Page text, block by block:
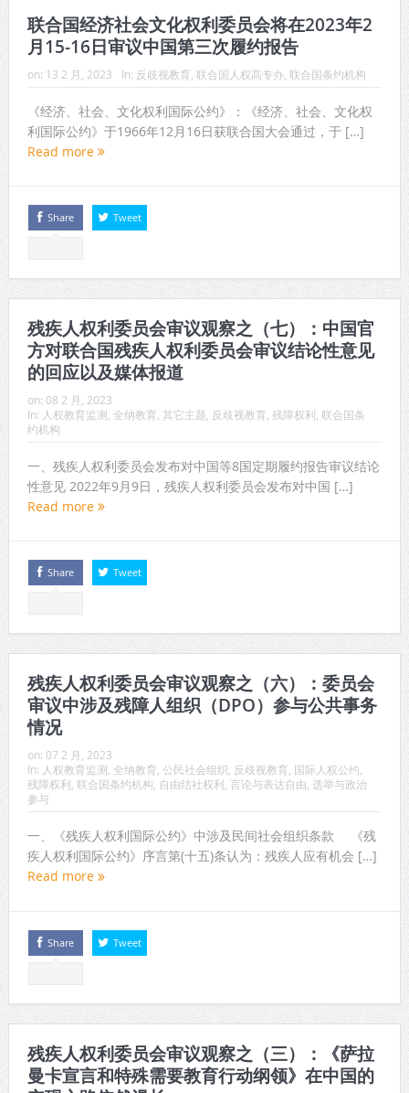
联合国经济社会文化权利委员会将在2023年2
月15-16日审议中国第三次履约报告
on: 13 2 月, 2023 In: 反歧视教育 联合国人权高专办, 联合国条约机构
《经济、社会、文化权利国际公约》：《经济、社会、文化权
利国际公约》于1966年12月16日获联合国大会通过，于 […]
Read more
Share Tweet
残疾人权利委员会审议观察之（七）：中国官
方对联合国残疾人权利委员会审议结论性意见
的回应以及媒体报道
on: 08 2 月, 2023
In: 人权教育监测 全纳教育 其它主题 反歧视教育 残障权利 联合国条
约机构
一、残疾人权利委员会发布对中国等8国定期履约报告审议结论
性意见 2022年9月9日，残疾人权利委员会发布对中国 […]
Read more
Share Tweet
残疾人权利委员会审议观察之（六）：委员会
审议中涉及残障人组织（DPO）参与公共事务
情况
on: 07 2 月, 2023
In: 人权教育监测, 全纳教育, 公民社会组织, 反歧视教育, 国际人权公约,
残障权利, 联合国条约机构, 自由结社权利, 言论与表达自由, 选举与政治
参与
一、《残疾人权利国际公约》中涉及民间社会组织条款 《残
疾人权利国际公约》序言第(十五)条认为：残疾人应有机会 […]
Read more
Share Tweet
残疾人权利委员会审议观察之（三）：《萨拉
曼卡宣言和特殊需要教育行动纲领》在中国的